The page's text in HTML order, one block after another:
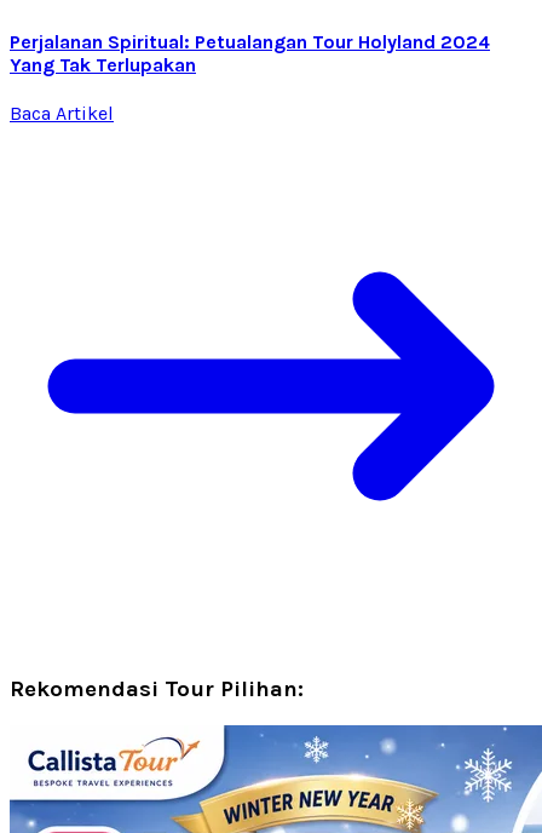
Perjalanan Spiritual: Petualangan Tour Holyland 2024
Yang Tak Terlupakan
Baca Artikel
Rekomendasi Tour Pilihan: